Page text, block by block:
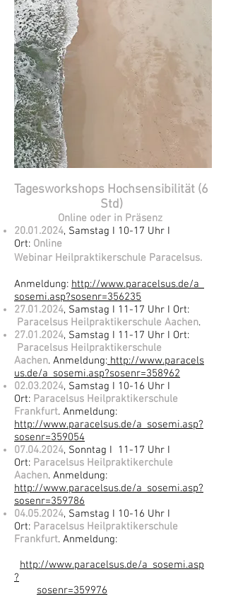
Tagesworkshops Hochsensibilität (6
Std)
Online oder in Präsenz
20.01.2024, Samstag I 10-17 Uhr I
Ort: Online
Webinar Heilpraktikerschule Paracelsus.
Anmeldung: http://www.paracelsus.de/a_
sosemi.asp?sosenr=356235
27.01.2024, Samstag I 11-17 Uhr I Ort:
Paracelsus Heilpraktikerschule Aachen.
27.01.2024, Samstag I 11-17 Uhr I Ort:
Paracelsus Heilpraktikerschule
Aachen. Anmeldung: http://www.paracels
us.de/a_sosemi.asp?sosenr=358962
02.03.2024, Samstag I 10-16 Uhr I
Ort: Paracelsus Heilpraktikerschule
Frankfurt. Anmeldung:
http://www.paracelsus.de/a_sosemi.asp?
sosenr=359054
07.04.2024, Sonntag I 11-17 Uhr I
Ort: Paracelsus Heilpraktikerchule
Aachen. Anmeldung:
http://www.paracelsus.de/a_sosemi.asp?
sosenr=359786
04.05.2024, Samstag I 10-16 Uhr I
Ort: Paracelsus Heilpraktikerschule
Frankfurt. Anmeldung:
http://www.paracelsus.de/a_sosemi.asp
?
sosenr=359976